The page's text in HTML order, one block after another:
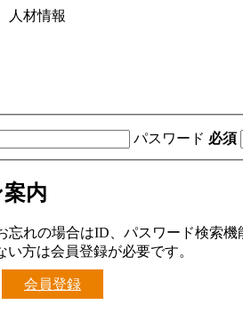
人材情報
パスワード 必須
内
忘れの場合はID、パスワード検索機
い方は会員登録が必要です。
会員登録